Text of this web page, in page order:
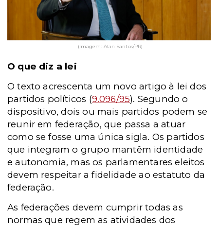
(Imagem: Alan Santos/PR)
O que diz a lei
O texto acrescenta um novo artigo à lei dos
partidos políticos (9.096/95). Segundo o
dispositivo, dois ou mais partidos podem se
reunir em federação, que passa a atuar
como se fosse uma única sigla. Os partidos
que integram o grupo mantêm identidade
e autonomia, mas os parlamentares eleitos
devem respeitar a fidelidade ao estatuto da
federação.
As federações devem cumprir todas as
normas que regem as atividades dos